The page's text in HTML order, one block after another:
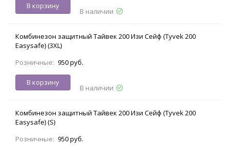
В корзину
В наличии
Комбинезон защитный Тайвек 200 Изи Сейф (Tyvek 200
Easysafe) (3XL)
Розничные: 950 руб.
В корзину
В наличии
Комбинезон защитный Тайвек 200 Изи Сейф (Tyvek 200
Easysafe) (S)
Розничные: 950 руб.